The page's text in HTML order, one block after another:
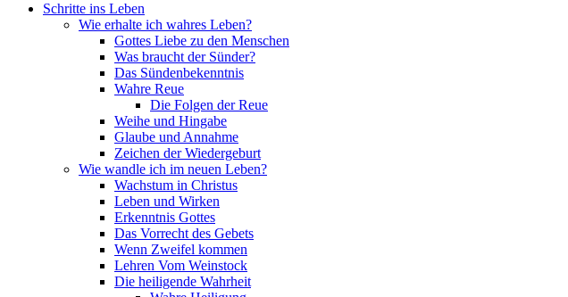
Schritte ins Leben
Wie erhalte ich wahres Leben?
Gottes Liebe zu den Menschen
Was braucht der Sünder?
Das Sündenbekenntnis
Wahre Reue
Die Folgen der Reue
Weihe und Hingabe
Glaube und Annahme
Zeichen der Wiedergeburt
Wie wandle ich im neuen Leben?
Wachstum in Christus
Leben und Wirken
Erkenntnis Gottes
Das Vorrecht des Gebets
Wenn Zweifel kommen
Lehren Vom Weinstock
Die heiligende Wahrheit